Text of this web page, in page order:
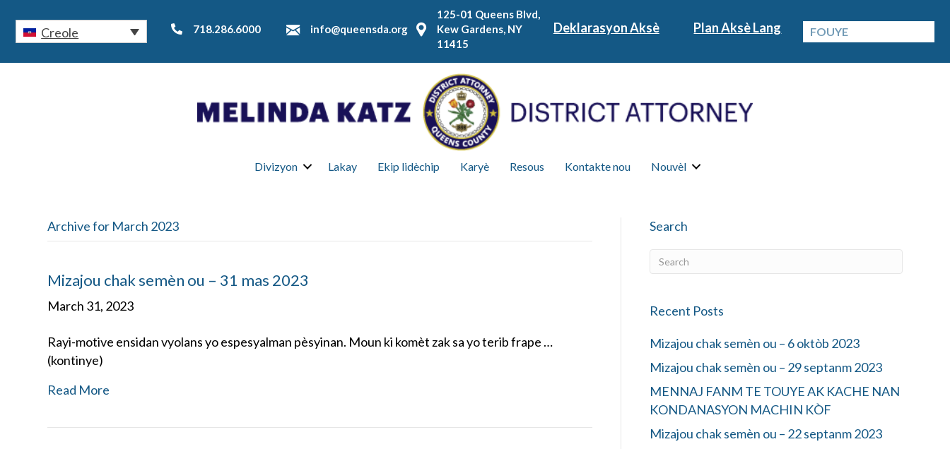
Creole 718.286.6000 info@queensda.org
125-01 Queens Blvd,
Kew Gardens, NY
11415
Deklarasyon Aksè Plan Aksè Lang
Divizyon Lakay Ekip lidèchip Karyè Resous Kontakte nou Nouvèl
Archive for March 2023
Mizajou chak semèn ou – 31 mas 2023
March 31, 2023
Rayi-motive ensidan vyolans yo espesyalman pèsyinan. Moun ki komèt zak sa yo terib frape …
(kontinye)
Read More
Search
Recent Posts
Mizajou chak semèn ou – 6 oktòb 2023
Mizajou chak semèn ou – 29 septanm 2023
MENNAJ FANM TE TOUYE AK KACHE NAN
KONDANASYON MACHIN KÒF
Mizajou chak semèn ou – 22 septanm 2023